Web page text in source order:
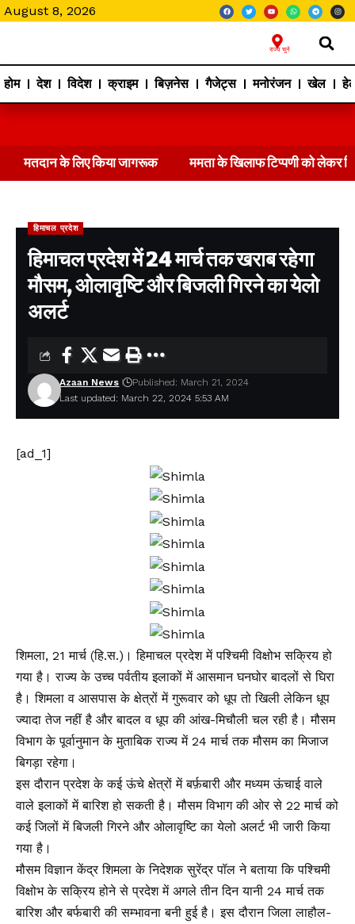
August 8, 2026
राज्य चुने
होम देश विदेश क्राइम बिज़नेस गैजेट्स मनोरंजन खेल
मतदान के लिए किया जागरूक ममता के खिलाफ टिप्पणी को लेकर
हिमाचल प्रदेश
हिमाचल प्रदेश में 24 मार्च तक खराब रहेगा
मौसम, ओलावृष्टि और बिजली गिरने का येलो
अलर्ट
Last updated: March 22, 2024 5:53 AM
Azaan News Published: March 21, 2024
[ad_1]
शिमला, 21 मार्च (हि.स.)। हिमाचल प्रदेश में पश्चिमी विक्षोभ सक्रिय हो
गया है। राज्य के उच्च पर्वतीय इलाकों में आसमान घनघोर बादलों से घिरा
है। शिमला व आसपास के क्षेत्रों में गुरूवार को धूप तो खिली लेकिन धूप
ज्यादा तेज नहीं है और बादल व धूप की आंख-मिचौली चल रही है। मौसम
विभाग के पूर्वानुमान के मुताबिक राज्य में 24 मार्च तक मौसम का मिजाज
बिगड़ा रहेगा।
इस दौरान प्रदेश के कई ऊंचे क्षेत्रों में बर्फ़बारी और मध्यम ऊंचाई वाले
वाले इलाकों में बारिश हो सकती है। मौसम विभाग की ओर से 22 मार्च को
कई जिलों में बिजली गिरने और ओलावृष्टि का येलो अलर्ट भी जारी किया
गया है।
मौसम विज्ञान केंद्र शिमला के निदेशक सुरेंद्र पॉल ने बताया कि पश्चिमी
विक्षोभ के सक्रिय होने से प्रदेश में अगले तीन दिन यानी 24 मार्च तक
बारिश और बर्फबारी की सम्भावना बनी हुई है। इस दौरान जिला लाहौल-